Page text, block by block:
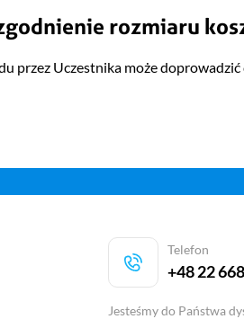
rozmiaru
przez Uczestnika może
Telefon
+48 22
Jesteśmy do Państwa